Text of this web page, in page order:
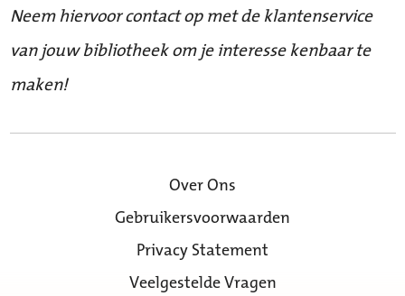
Neem hiervoor contact op met de klantenservice
van jouw bibliotheek om je interesse kenbaar te
maken!
Over Ons
Gebruikersvoorwaarden
Privacy Statement
Veelgestelde Vragen